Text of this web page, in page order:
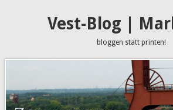
Vest-Blog |
bloggen statt printen!